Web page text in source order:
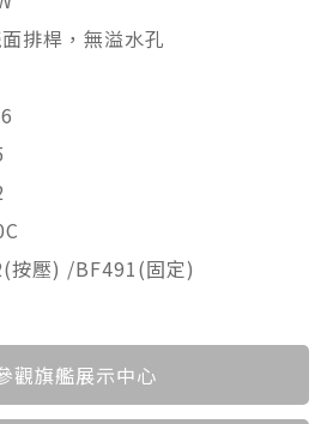
排桿，無溢水孔
按壓) /BF491(固定)
觀旗艦展示中心